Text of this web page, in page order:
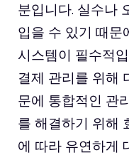
분입니다. 실수나
입을 수 있기 때문
시스템이 필수적
결제 관리를 위해
문에 통합적인 관
를 해결하기 위해
에 따라 유연하게